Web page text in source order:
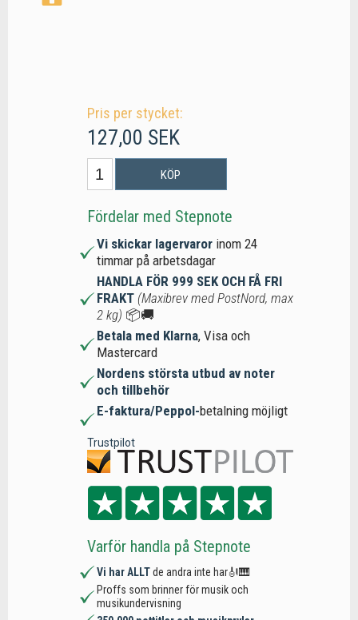
Pris per stycket:
127,00 SEK
KÖP
Fördelar med Stepnote
Vi skickar lagervaror inom 24
timmar på arbetsdagar
HANDLA FÖR 999 SEK OCH FÅ FRI
FRAKT (Maxibrev med PostNord, max
2 kg) 📦🚚
Betala med Klarna, Visa och
Mastercard
Nordens största utbud av noter
och tillbehör
E-faktura/Peppol-betalning möjligt
Trustpilot
Varför handla på Stepnote
Vi har ALLTde andra inte har🎻🎹
Proffs som brinner för musik och
musikundervisning